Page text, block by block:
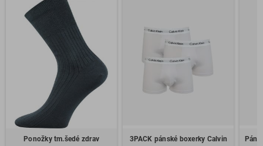
Ponožky tm.šedé zdrav
3PACK pánské boxerky Calvin